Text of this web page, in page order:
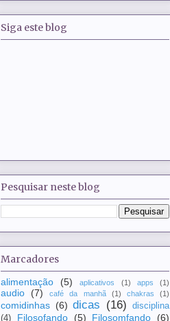
Siga este blog
Pesquisar neste blog
Marcadores
alimentação (5) aplicativos (1) apps (1)
audio (7) café da manhã (1) chakras (1)
comidinhas (6) dicas (16)
disciplina
(4)
Filosofando (5) Filosomfando (6)